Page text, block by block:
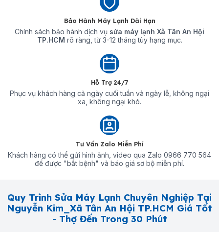
Bảo Hành Máy Lạnh Dài Hạn
Chính sách bảo hành dịch vụ sửa máy lạnh Xã Tân An Hội
TP.HCM rõ ràng, từ 3-12 tháng tùy hạng mục.
Hỗ Trợ 24/7
Phục vụ khách hàng cả ngày cuối tuần và ngày lễ, không ngại
xa, không ngại khó.
Tư Vấn Zalo Miễn Phí
Khách hàng có thể gửi hình ảnh, video qua Zalo 0966 770 564
để được "bắt bệnh" và báo giá sơ bộ miễn phí.
Quy Trình Sửa Máy Lạnh Chuyên Nghiệp Tại
Nguyễn Kim_Xã Tân An Hội TP.HCM Giá Tốt
- Thợ Đến Trong 30 Phút